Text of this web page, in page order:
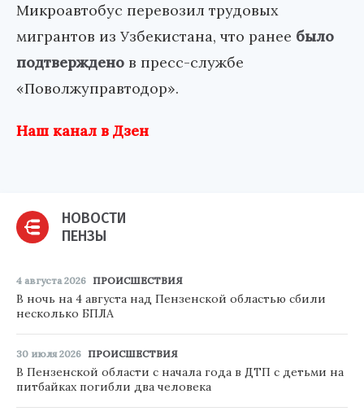
Микроавтобус перевозил трудовых
мигрантов из Узбекистана, что ранее было
подтверждено в пресс-службе
«Поволжуправтодор».
Наш канал в Дзен
НОВОСТИ
ПЕНЗЫ
4 августа 2026 ПРОИСШЕСТВИЯ
В ночь на 4 августа над Пензенской областью сбили
несколько БПЛА
30 июля 2026 ПРОИСШЕСТВИЯ
В Пензенской области с начала года в ДТП с детьми на
питбайках погибли два человека